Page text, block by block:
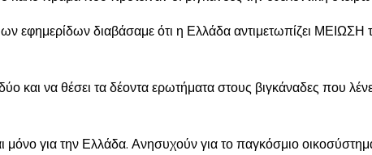
εφημερίδων διαβάσαμε ότι η Ελλάδα αντιμετωπίζει
και να θέσει τα δέοντα ερωτήματα στους βιγκάναδες που
μόνο για την Ελλάδα. Ανησυχούν για το παγκόσμιο